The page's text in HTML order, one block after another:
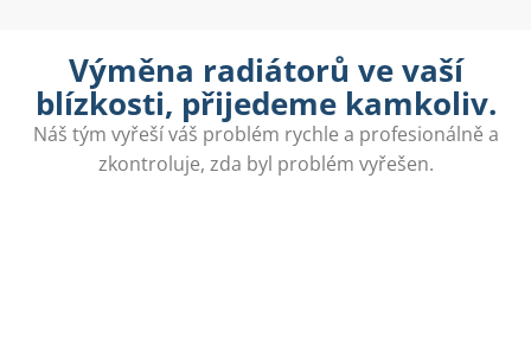
Výměna radiátorů ve vaší
blízkosti, přijedeme kamkoliv.
Náš tým vyřeší váš problém rychle a profesionálně a
zkontroluje, zda byl problém vyřešen.